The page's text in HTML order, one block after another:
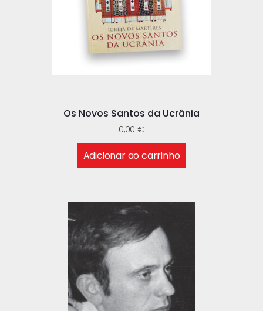
Os Novos Santos da Ucrânia
0,00€
Adicionar ao carrinho